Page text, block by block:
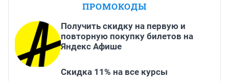
ПРОМОКОДЫ
Получить скидку на первую и
повторную покупку билетов на
Яндекс Афише
Скидка 11% на все курсы